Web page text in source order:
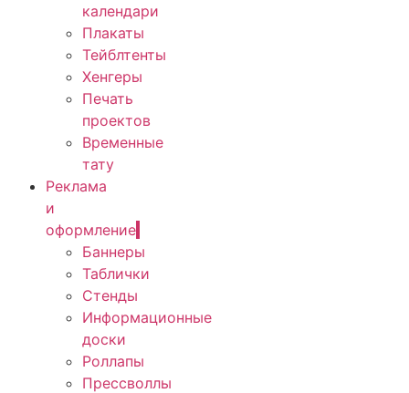
календари
Плакаты
Тейблтенты
Хенгеры
Печать
проектов
Временные
тату
Реклама
и
оформление
Баннеры
Таблички
Стенды
Информационные
доски
Роллапы
Прессволлы